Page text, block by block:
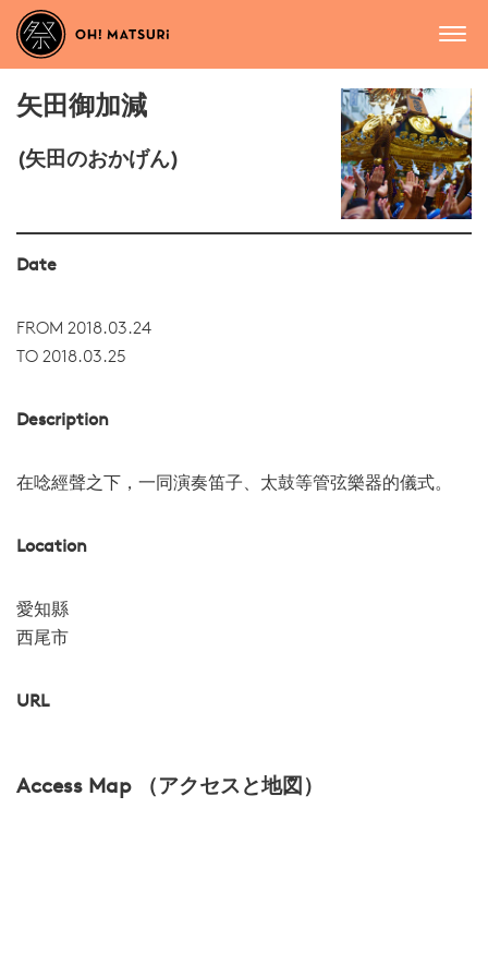
矢田御加減
(矢田のおかげん)
Date
FROM 2018.03.24
TO 2018.03.25
Description
在唸經聲之下，一同演奏笛子、太鼓等管弦樂器的儀式。
Location
愛知縣
西尾市
URL
Access Map （アクセスと地図）